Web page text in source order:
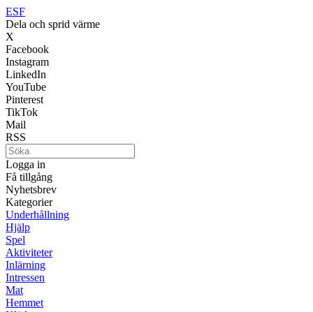
ESF
Dela och sprid värme
X
Facebook
Instagram
LinkedIn
YouTube
Pinterest
TikTok
Mail
RSS
Logga in
Få tillgång
Nyhetsbrev
Kategorier
Underhållning
Hjälp
Spel
Aktiviteter
Inlärning
Intressen
Mat
Hemmet